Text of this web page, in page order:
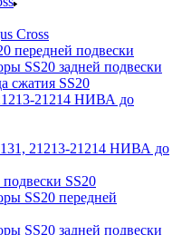
Cross
передней подвески
SS20 задней подвески
сжатия SS20
21214 НИВА до
21213-21214 НИВА до
SS20
SS20 передней
SS20 задней подвески